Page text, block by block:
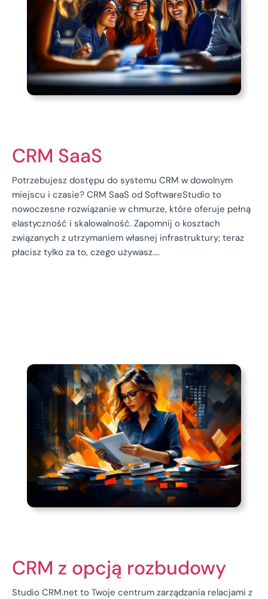
CRM SaaS
Potrzebujesz dostępu do systemu CRM w dowolnym
miejscu i czasie? CRM SaaS od SoftwareStudio to
nowoczesne rozwiązanie w chmurze, które oferuje pełną
elastyczność i skalowalność. Zapomnij o kosztach
związanych z utrzymaniem własnej infrastruktury; teraz
płacisz tylko za to, czego używasz.…
CRM z opcją rozbudowy
Studio CRM.net to Twoje centrum zarządzania relacjami z